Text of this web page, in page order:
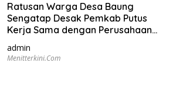
Ratusan Warga Desa Baung
Sengatap Desak Pemkab Putus
Kerja Sama dengan Perusahaan
Sawit
admin
Menitterkini.com